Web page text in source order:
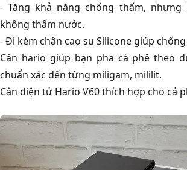
- Tăng khả năng chống thấm, nhưng
không thấm nước.
- Đi kèm chân cao su Silicone giúp
Cân hario giúp bạn pha cà phê theo
chuẩn xác đến từng miligam, mililit.
Cân điện tử Hario V60 thích hợp cho cả